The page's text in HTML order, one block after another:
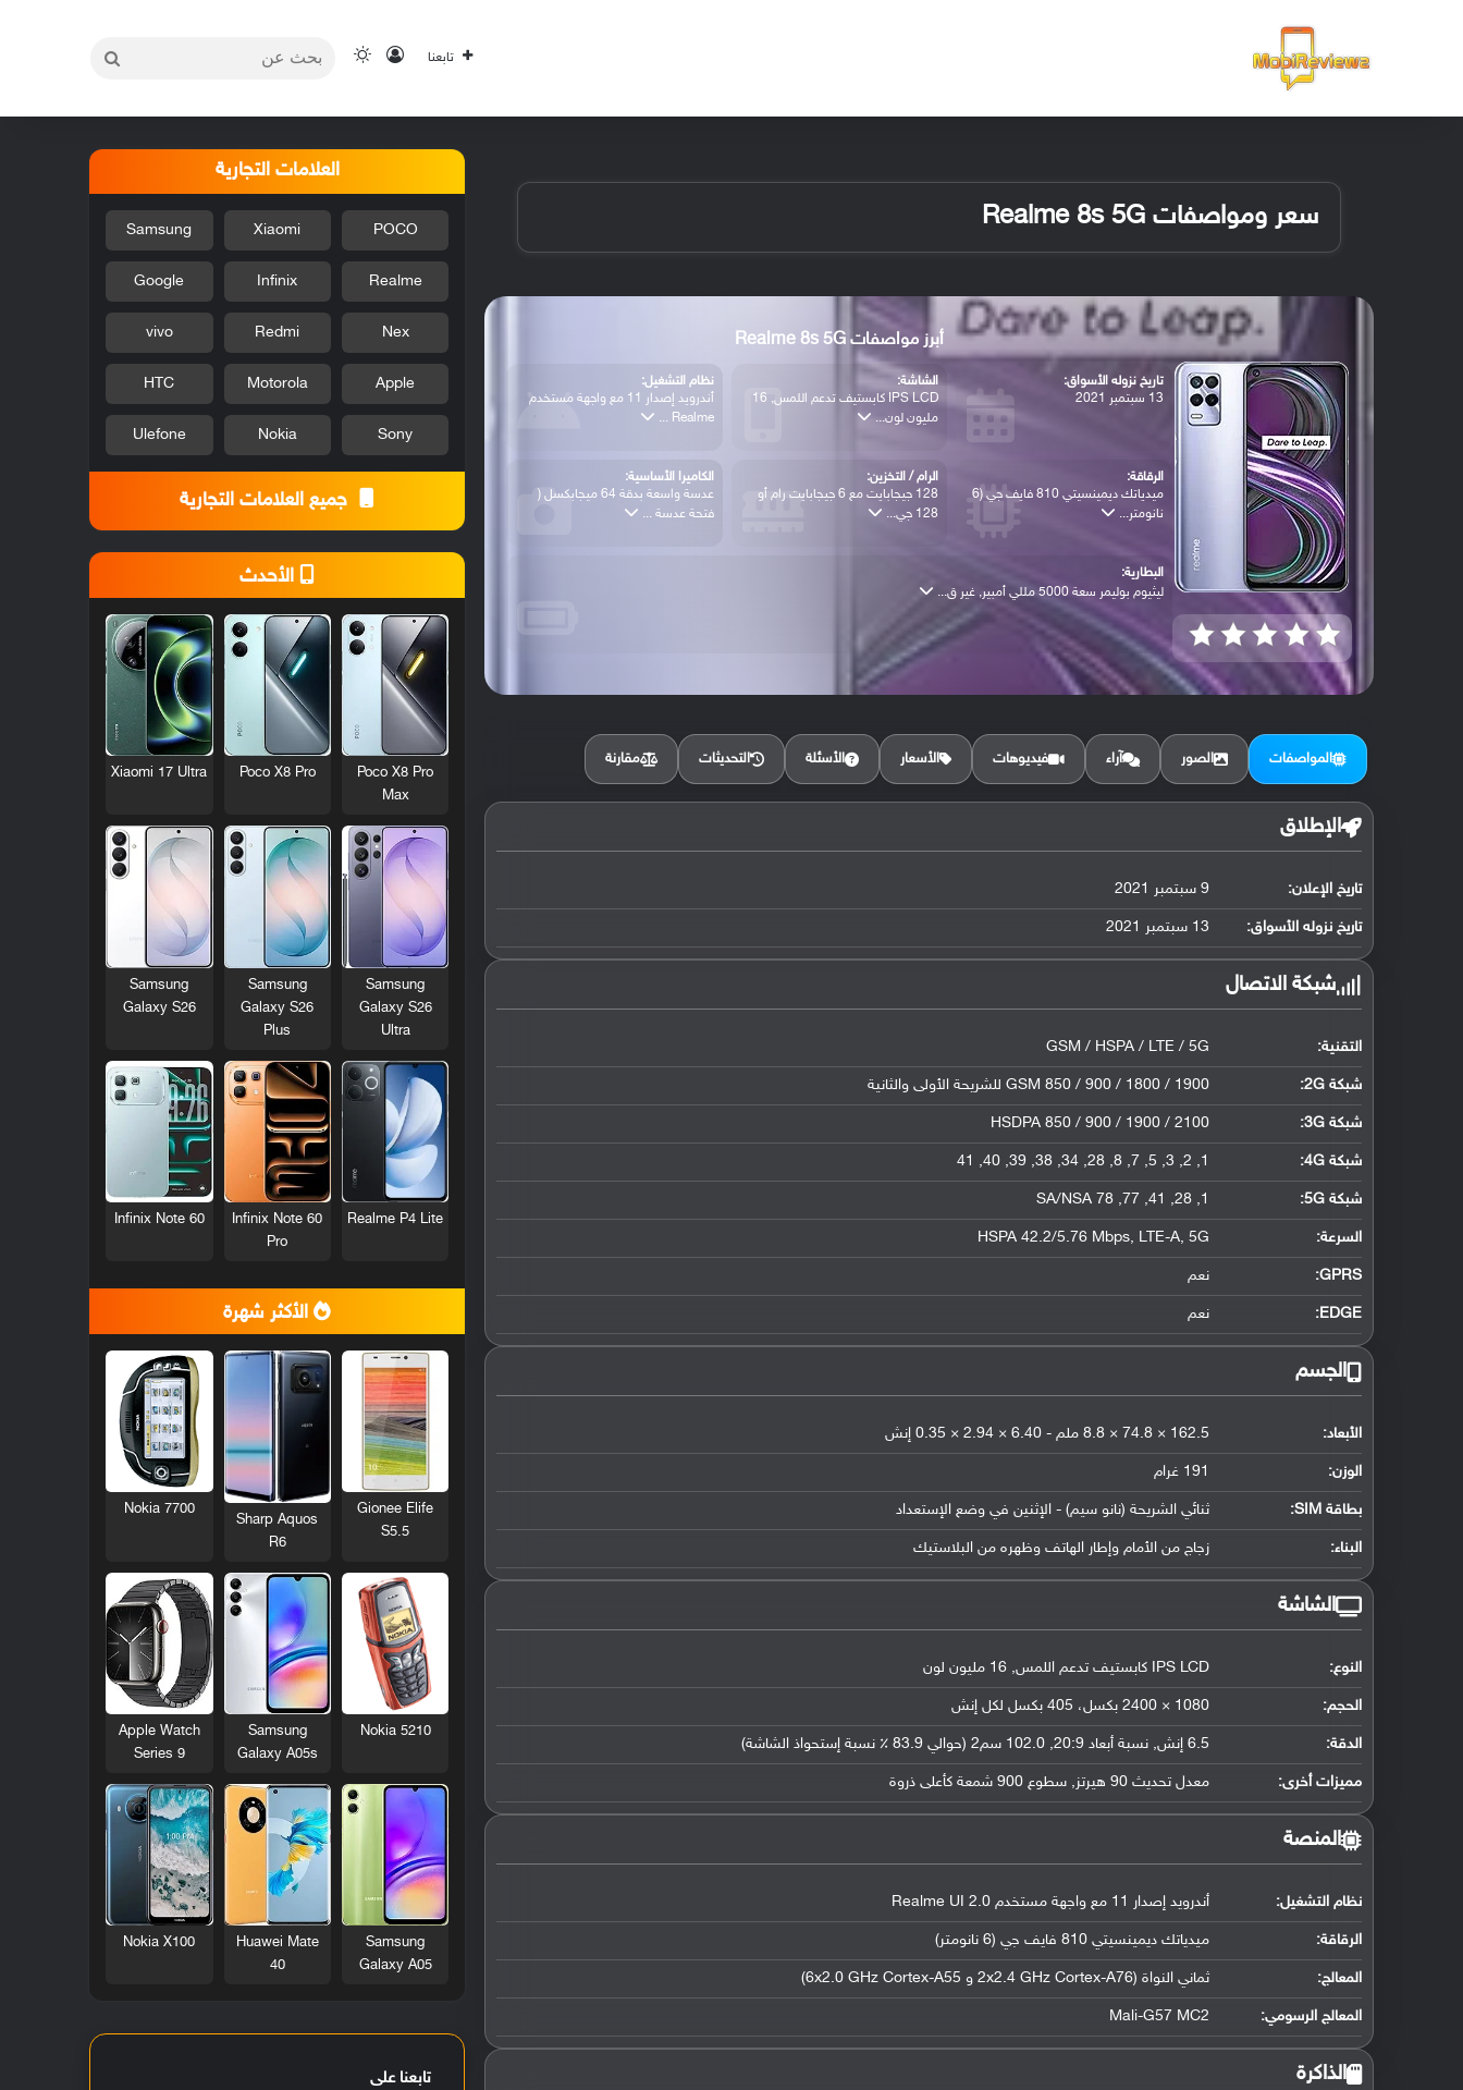
تابعنا تسجيل الدخول
الوضع المظلم
سعر ومواصفات Realme 8s 5G
أبرز مواصفات Realme 8s 5G
تاريخ نزوله الأسواق:
13 سبتمبر 2021
الشاشة:
IPS LCD كابستيف تدعم اللمس, 16
مليون لون...
نظام التشغيل:
أندرويد إصدار 11 مع واجهة مستخدم
Realme ...
الرقاقة:
ميدياتك ديمينسيتي 810 فايف جي (6
نانومتر...
الرام / التخزين:
128 جيجابايت مع 6 جيجابايت رام أو
128 جي...
الكاميرا الأساسية:
عدسة واسعة بدقة 64 ميجابكسل (
فتحة عدسة ...
البطارية:
ليثيوم بوليمر سعة 5000 مللي أمبير, غير ق...
المواصفات الصور آراء فيديوهات الأسعار الأسئلة التحديثات مقارنة
الإطلاق
تاريخ الإعلان: 9 سبتمبر 2021
تاريخ نزوله الأسواق: 13 سبتمبر 2021
شبكة الاتصال
التقنية: GSM / HSPA / LTE / 5G
شبكة 2G: GSM 850 / 900 / 1800 / 1900 للشريحة الأولى والثانية
شبكة 3G :
HSDPA 850 / 900 / 1900 / 2100
شبكة 4G :
1, 2, 3, 5, 7, 8, 28, 34, 38, 39, 40, 41
شبكة 5G :
1, 28, 41, 77, 78 SA/NSA
السرعة: HSPA 42.2/5.76 Mbps, LTE-A, 5G
GPRS: نعم
EDGE: نعم
الجسم
الأبعاد: 162.5 × 74.8 × 8.8 ملم - 6.40 × 2.94 × 0.35 إنش
الوزن: 191 غرام
بطاقة SIM: ثنائي الشريحة (نانو سيم) - الإثنين في وضع الإستعداد
البناء: زجاج من الأمام وإطار الهاتف وظهره من البلاستيك
الشاشة
النوع: IPS LCD كابستيف تدعم اللمس, 16 مليون لون
الحجم: 1080 × 2400 بكسل، 405 بكسل لكل إنش
الدقة: 6.5 إنش, نسبة أبعاد 20:9, 102.0 سم2 (حوالي 83.9 ٪ نسبة إستحواذ الشاشة)
مميزات أخرى: معدل تحديث 90 هيرتز, سطوع 900 شمعة كأعلى ذروة
المنصة
نظام التشغيل: أندرويد إصدار 11 مع واجهة مستخدم Realme UI 2.0
الرقاقة: ميدياتك ديمينسيتي 810 فايف جي (6 نانومتر)
المعالج: ثماني النواة (2x2.4 GHz Cortex-A76 و 6x2.0 GHz Cortex-A55)
المعالج الرسومي:
Mali-G57 MC2
الذاكرة
العلامات التجارية
POCO
Xiaomi
Samsung
Realme
Infinix
Google
Nex
Redmi
vivo
Apple
Motorola
HTC
Sony
Nokia
Ulefone
جميع العلامات التجارية
الأحدث
Poco X8 Pro
Max
Poco X8 Pro
Xiaomi 17 Ultra
Samsung
Galaxy S26
Ultra
Samsung
Galaxy S26
Plus
Samsung
Galaxy S26
Realme P4 Lite
Infinix Note 60
Pro
Infinix Note 60
الأكثر شهرة
Gionee Elife
S5.5
Sharp Aquos
R6
Nokia 7700
Nokia 5210
Samsung
Galaxy A05s
Apple Watch
Series 9
Samsung
Galaxy A05
Huawei Mate
40
Nokia X100
تابعنا على